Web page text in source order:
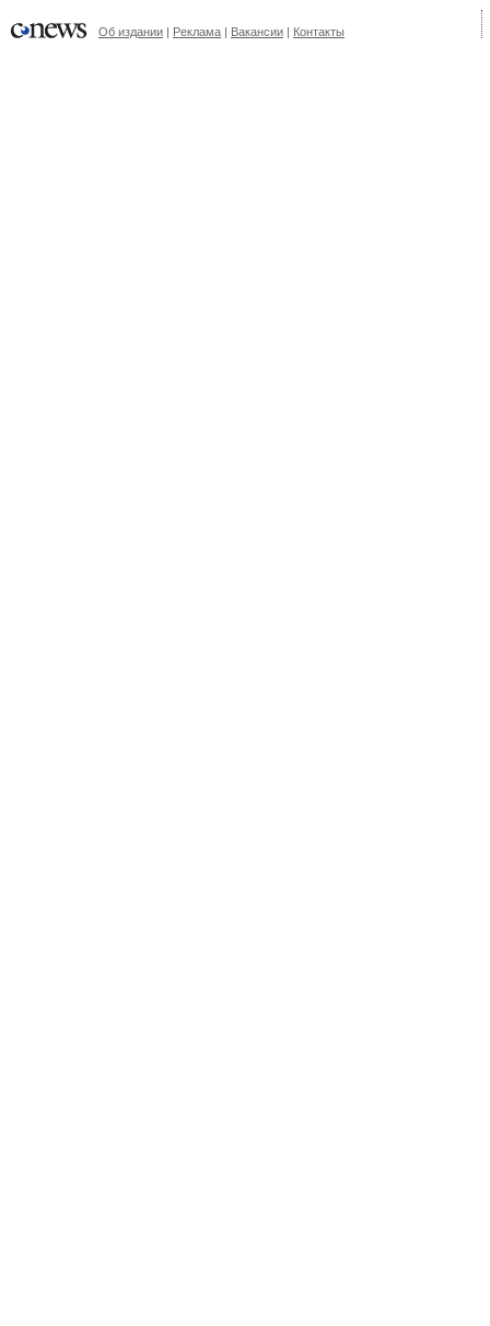
Об издании | Реклама | Вакансии | Контакты